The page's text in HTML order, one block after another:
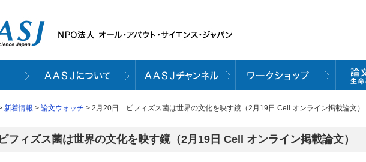
新着情報 > 論文ウォッチ > 2月20日 ビフィズス菌は世界の文化を映す鏡（2月19日 Cell オンライン掲載論文）
ィズス菌は世界の文化を映す鏡（2月19日 Cell オンライン掲載論文）